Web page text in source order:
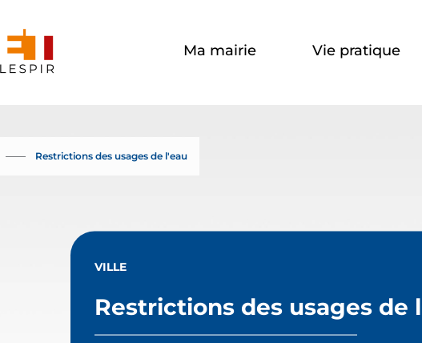
Ma mairie Vie pratique
usages
VILLE
Restrictions des usages de
Restrictions des usages de l'eau